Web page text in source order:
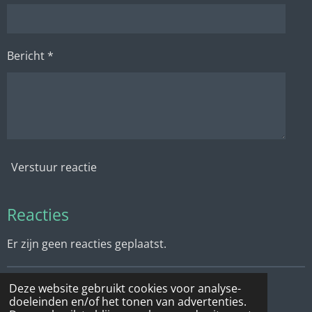
Deze website gebruikt cookies voor analyse-
doeleinden en/of het tonen van advertenties.
Bericht *
Verstuur reactie
Reacties
Er zijn geen reacties geplaatst.
© 2022 - 2026 Vertelmuseum De Vlechtvogel
Powered byJouwWeb